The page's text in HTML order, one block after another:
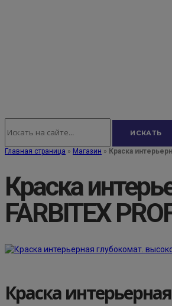
Главная страница » Магазин » Краска
Краска
FARBITEX
Краска